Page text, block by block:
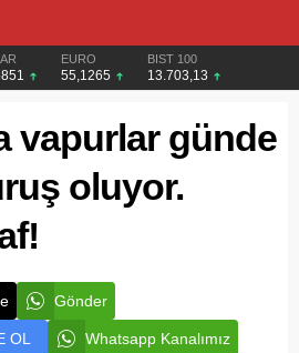
EURO
55,1265
BIST 100
13.703,13
vapurlar günde
oluyor.
Gönder
OL Whatsapp Kanalımız